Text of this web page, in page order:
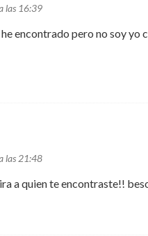
las 16:39
encontrado pero no soy yo
las 21:48
a quien te encontraste!!